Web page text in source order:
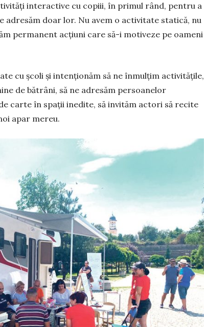
interactive cu co­piii, în primul rând, pen­tru a
doar lor. Nu avem o activitate sta­tică, nu
permanent ac­țiuni care să-i motiveze pe oameni
cu școli și intenționăm să ne înmulțim activitățile,
de bătrâni, să ne adresăm persoanelor
carte în spații inedite, să invităm actori să recite
apar mereu.